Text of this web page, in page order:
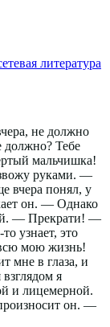
литература
не должно
Тебе
мальчишка!
руками. —
вчера понял, у
он. — Однако
— Прекрати! —
узнает, это
мою жизнь!
мне в глаза, и
я
и лицемерной.
он. —